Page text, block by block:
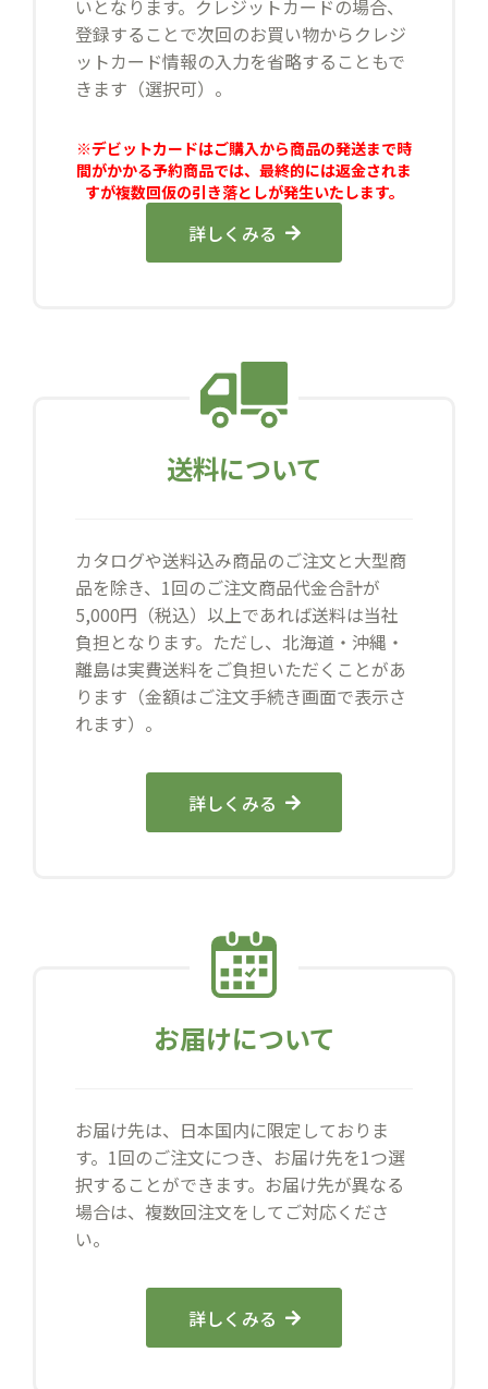
いとなります。クレジットカードの場合、
登録することで次回のお買い物からクレジ
ットカード情報の入力を省略することもで
きます（選択可）。
※デビットカードはご購入から商品の発送まで時
間がかかる予約商品では、最終的には返金されま
すが複数回仮の引き落としが発生いたします。
詳しくみる
送料について
カタログや送料込み商品のご注文と大型商
品を除き、1回のご注文商品代金合計が
5,000円（税込）以上であれば送料は当社
負担となります。ただし、北海道・沖縄・
離島は実費送料をご負担いただくことがあ
ります（金額はご注文手続き画面で表示さ
れます）。
詳しくみる
お届けについて
お届け先は、日本国内に限定しておりま
す。1回のご注文につき、お届け先を1つ選
択することができます。お届け先が異なる
場合は、複数回注文をしてご対応くださ
い。
詳しくみる